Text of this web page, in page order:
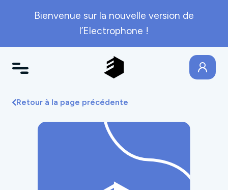
Bienvenue sur la nouvelle version de
l’Electrophone !
Retour à la page précédente